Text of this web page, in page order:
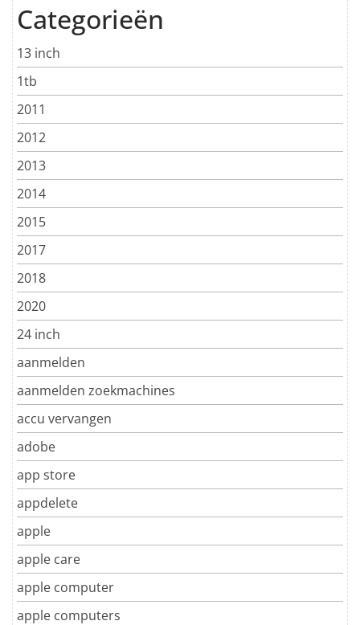
Categorieën
13 inch
1tb
2011
2012
2013
2014
2015
2017
2018
2020
24 inch
aanmelden
aanmelden zoekmachines
accu vervangen
adobe
app store
appdelete
apple
apple care
apple computer
apple computers